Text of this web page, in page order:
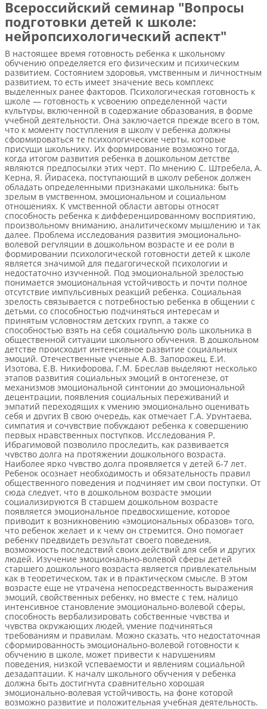
Всероссийский семинар "Вопросы
подготовки детей к школе:
нейропсихологический аспект"
В настоящее время готовность ребенка к школьному
обучению определяется его физическим и психическим
развитием. Состоянием здоровья, умственным и личностным
развитием, то есть имеет значение весь комплекс
выделенных ранее факторов. Психологическая готовность к
школе — готовность к усвоению определенной части
культуры, включенной в содержание образования, в форме
учебной деятельности. Она заключается прежде всего в том,
что к моменту поступления в школу у ребенка должны
сформироваться те психологические черты, которые
присущи школьнику. Их формирование возможно тогда,
когда итогом развития ребенка в дошкольном детстве
являются предпосылки этих черт. По мнению С. Штребела, А.
Керна, Я. Йирасека, поступающий в школу ребенок должен
обладать определенными признаками школьника: быть
зрелым в умственном, эмоциональном и социальном
отношениях. К умственной области авторы относят
способность ребенка к дифференцированному восприятию,
произвольному вниманию, аналитическому мышлению и так
далее. Проблема исследования развития эмоционально-
волевой регуляции в дошкольном возрасте и ее роли в
формировании психологической готовности детей к школе
является значимой для педагогической психологии и
недостаточно изученной. Под эмоциональной зрелостью
понимается эмоциональная устойчивость и почти полное
отсутствие импульсивных реакций ребенка. Социальная
зрелость связывается с потребностью ребенка в общении с
детьми, со способностью подчиняться интересам и
принятым условностям детских групп, а также со
способностью взять на себя социальную роль школьника в
общественной ситуации школьного обучения. В дошкольном
детстве происходит интенсивное развитие социальных
эмоций. Отечественные ученые А.В. Запорожец, Е.И.
Изотова, Е.В. Никифорова, Г.М. Бреслав выделяют несколько
этапов развития социальных эмоций в онтогенезе, от
механизмов эмоциональной синтонии до эмоциональной
децентрации, появления социальных переживаний и
эмпатий переходящих к умению эмоционально оценивать
себя и других В свою очередь, как отмечает Г.А. Урунтаева,
симпатия и сочувствие побуждают ребенка к совершению
первых нравственных поступков. Исследования Р.
Ибрагимовой позволило проследить, как развивается
чувство долга на протяжении дошкольного возраста.
Наиболее ярко чувство долга проявляется у детей 6-7 лет.
Ребенок осознает необходимость и обязательность правил
общественного поведения и подчиняет им свои поступки. От
сюда следует, что в дошкольном возрасте эмоции
социализируются В старшем дошкольном возрасте
появляется эмоциональное предвосхищение, которое
приводит к возникновению «эмоциональных образов» того,
что ребенок желает и к чему он стремится. Оно помогает
ребенку предвидеть результат своего поведения,
возможность последствий своих действий для себя и других
людей. Изучение эмоционально-волевой сферы детей
старшего дошкольного возраста является привлекательным
как в теоретическом, так и в практическом смысле. В этом
возрасте еще не утрачена непосредственность выражения
эмоций, свойственных ребенку, но вместе с тем, налицо
интенсивное становление эмоционально-волевой сферы,
способность вербализировать собственные чувства и
чувства окружающих людей, умение подчиняться
требованиям и правилам. Можно сказать, что недостаточная
сформированность эмоционально-волевой готовности к
обучению в школе, может привести к нарушениям
поведения, низкой успеваемости и явлениям социальной
дезадаптации. К началу школьного обучения у ребенка
должна быть достигнута сравнительно хорошая
эмоционально-волевая устойчивость, на фоне которой
возможно развитие и положительная учебная деятельность.